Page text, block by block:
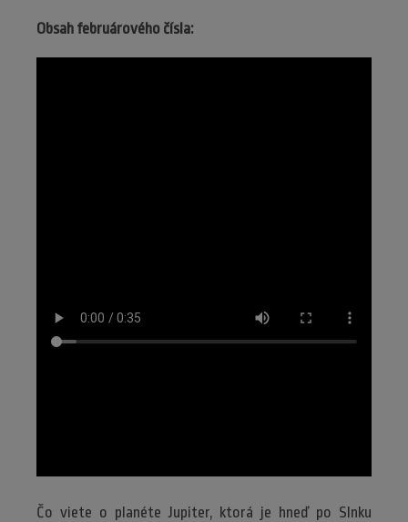
Obsah februárového čísla:
Čo viete o planéte Jupiter, ktorá je hneď po Slnku